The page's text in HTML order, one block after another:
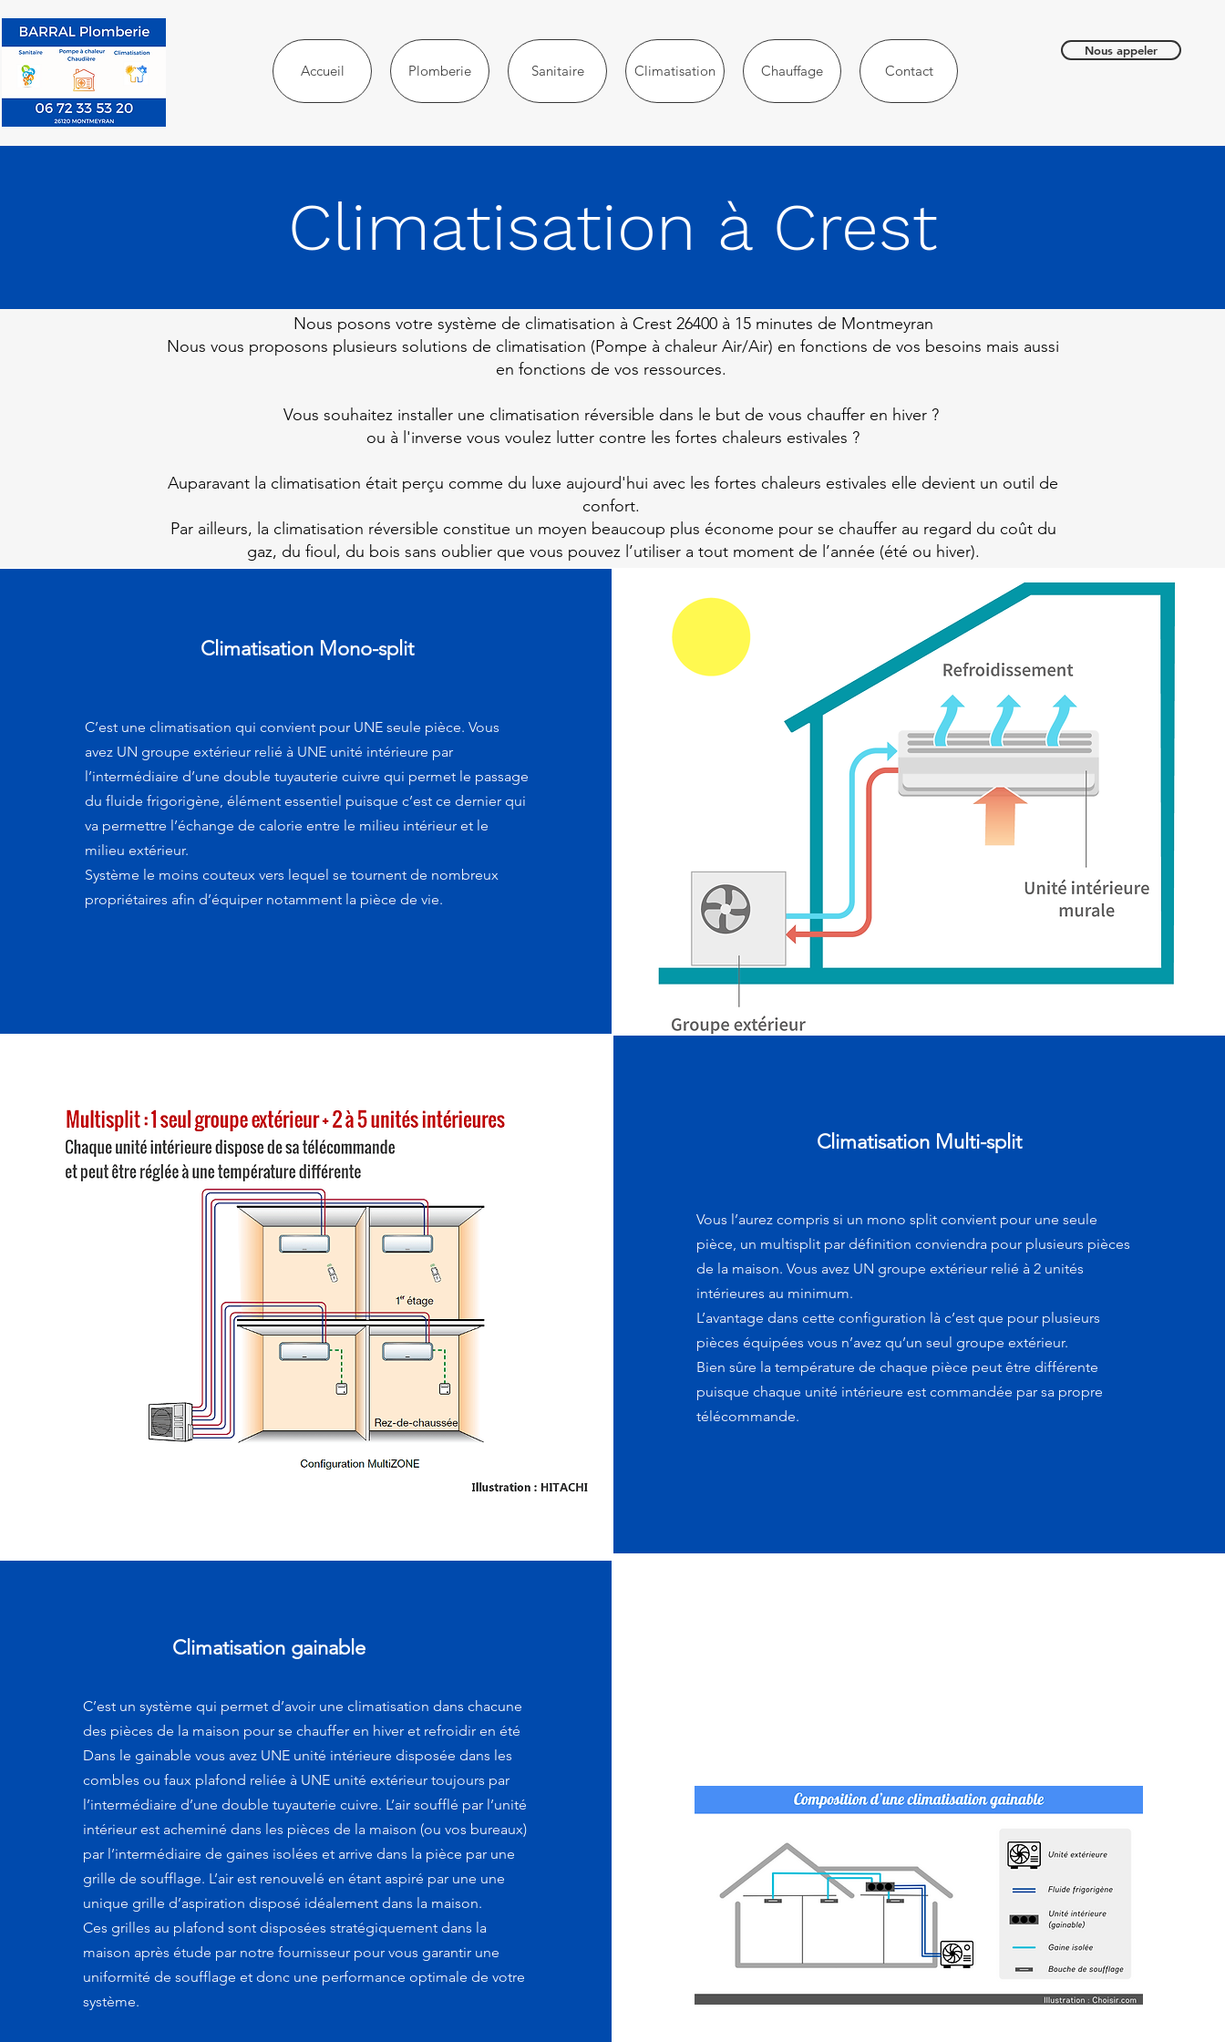
Accueil Plomberie Sanitaire Climatisation Chauffage Contact
Nous appeler
Climatisation à Crest
Nous posons votre système de climatisation à Crest 26400 à 15 minutes de Montmeyran
Nous vous proposons plusieurs solutions de climatisation (Pompe à chaleur Air/Air) en fonctions de vos besoins mais aussi
en fonctions de vos ressources.
Vous souhaitez installer une climatisation réversible dans le but de vous chauffer en hiver ?
ou à l'inverse vous voulez lutter contre les fortes chaleurs estivales ?
Auparavant la climatisation était perçu comme du luxe aujourd'hui avec les fortes chaleurs estivales elle devient un outil de
confort.
Par ailleurs, la climatisation réversible constitue un moyen beaucoup plus économe pour se chauffer au regard du coût du
gaz, du fioul, du bois sans oublier que vous pouvez l’utiliser a tout moment de l’année (été ou hiver).
Climatisation Mono-split
C’est une climatisation qui convient pour UNE seule pièce. Vous
avez UN groupe extérieur relié à UNE unité intérieure par
l’intermédiaire d’une double tuyauterie cuivre qui permet le passage
du fluide frigorigène, élément essentiel puisque c’est ce dernier qui
va permettre l’échange de calorie entre le milieu intérieur et le
milieu extérieur.
Système le moins couteux vers lequel se tournent de nombreux
propriétaires afin d’équiper notamment la pièce de vie.
Climatisation Multi-split
Vous l’aurez compris si un mono split convient pour une seule
pièce, un multisplit par définition conviendra pour plusieurs pièces
de la maison. Vous avez UN groupe extérieur relié à 2 unités
intérieures au minimum.
L’avantage dans cette configuration là c’est que pour plusieurs
pièces équipées vous n’avez qu’un seul groupe extérieur.
Bien sûre la température de chaque pièce peut être différente
puisque chaque unité intérieure est commandée par sa propre
télécommande.
Climatisation gainable
C’est un système qui permet d’avoir une climatisation dans chacune
des pièces de la maison pour se chauffer en hiver et refroidir en été
Dans le gainable vous avez UNE unité intérieure disposée dans les
combles ou faux plafond reliée à UNE unité extérieur toujours par
l’intermédiaire d’une double tuyauterie cuivre. L’air soufflé par l’unité
intérieur est acheminé dans les pièces de la maison (ou vos bureaux)
par l’intermédiaire de gaines isolées et arrive dans la pièce par une
grille de soufflage. L’air est renouvelé en étant aspiré par une une
unique grille d’aspiration disposé idéalement dans la maison.
Ces grilles au plafond sont disposées stratégiquement dans la
maison après étude par notre fournisseur pour vous garantir une
uniformité de soufflage et donc une performance optimale de votre
système.